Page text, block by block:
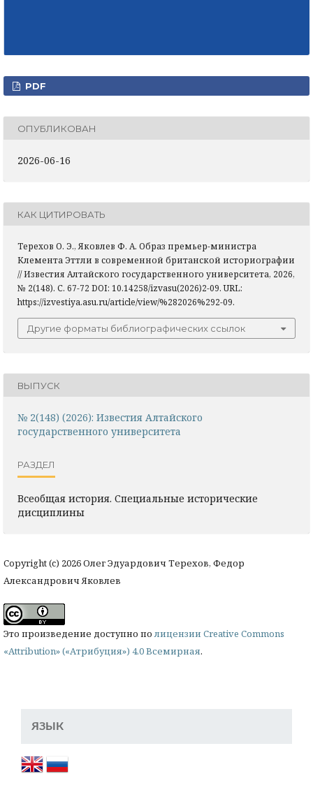
PDF
ОПУБЛИКОВАН
2026-06-16
КАК ЦИТИРОВАТЬ
Терехов О. Э., Яковлев Ф. А. Образ премьер-министра
Клемента Эттли в современной британской историографии
// Известия Алтайского государственного университета, 2026,
№ 2(148). С. 67-72 DOI: 10.14258/izvasu(2026)2-09. URL:
https://izvestiya.asu.ru/article/view/%282026%292-09.
Другие форматы библиографических ссылок
ВЫПУСК
№ 2(148) (2026): Известия Алтайского
государственного университета
РАЗДЕЛ
Всеобщая история. Специальные исторические
дисциплины
Copyright (c) 2026 Олег Эдуардович Терехов, Федор
Александрович Яковлев
Это произведение доступно полицензии Creative Commons
«Attribution» («Атрибуция») 4.0 Всемирная.
ЯЗЫК